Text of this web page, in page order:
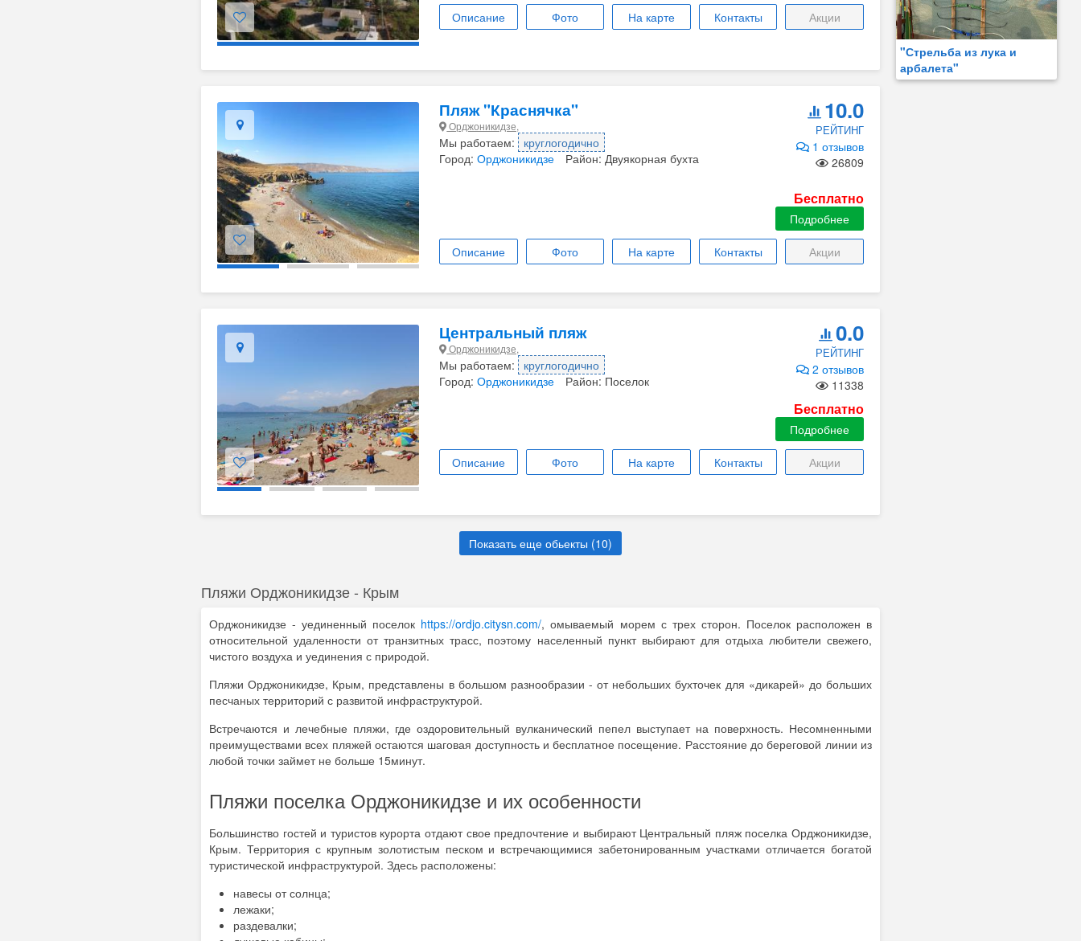
Описание Фото На карте Контакты Акции
Пляж "Краснячка"
Орджоникидзе,
Мы работаем: круглогодично
Город:Орджоникидзе Район: Двуякорная бухта
10.0
РЕЙТИНГ
1 отзывов
26809
Бесплатно
Подробнее
Описание Фото На карте Контакты Акции
Центральный пляж
Орджоникидзе,
Мы работаем: круглогодично
Город:Орджоникидзе Район: Поселок
0.0
РЕЙТИНГ
2 отзывов
11338
Бесплатно
Подробнее
Описание Фото На карте Контакты Акции
Показать еще обьекты (10)
Пляжи Орджоникидзе - Крым
Орджоникидзе - уединенный поселок https://ordjo.citysn.com/, омываемый морем с трех сторон. Поселок расположен в
относительной удаленности от транзитных трасс, поэтому населенный пункт выбирают для отдыха любители свежего,
чистого воздуха и уединения с природой.
Пляжи Орджоникидзе, Крым, представлены в большом разнообразии - от небольших бухточек для «дикарей» до больших
песчаных территорий с развитой инфраструктурой.
Встречаются и лечебные пляжи, где оздоровительный вулканический пепел выступает на поверхность. Несомненными
преимуществами всех пляжей остаются шаговая доступность и бесплатное посещение. Расстояние до береговой линии из
любой точки займет не больше 15минут.
Пляжи поселка Орджоникидзе и их особенности
Большинство гостей и туристов курорта отдают свое предпочтение и выбирают Центральный пляж поселка Орджоникидзе,
Крым. Территория с крупным золотистым песком и встречающимися забетонированным участками отличается богатой
туристической инфраструктурой. Здесь расположены:
навесы от солнца;
лежаки;
раздевалки;
"Стрельба из лука и
арбалета"